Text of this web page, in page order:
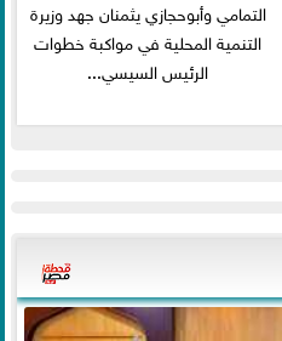
التمامي وأبوحجازي يثمنان جهد وزيرة
التنمية المحلية في مواكبة خطوات
الرئيس السيسي...